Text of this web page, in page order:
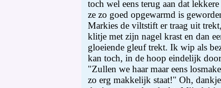
toch wel eens terug aan dat
ze zo goed opgewarmd is
Markies de viltstift er traag uit
klitje met zijn nagel krast en dan
gloeiende gleuf trekt. Ik wip als
kan toch, in de hoop eindelijk
"Zullen we haar maar eens
zo erg makkelijk staat!" Oh,